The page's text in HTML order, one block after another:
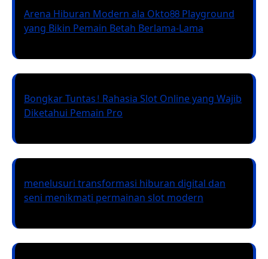
Arena Hiburan Modern ala Okto88 Playground
yang Bikin Pemain Betah Berlama-Lama
Bongkar Tuntas! Rahasia Slot Online yang Wajib
Diketahui Pemain Pro
menelusuri transformasi hiburan digital dan
seni menikmati permainan slot modern